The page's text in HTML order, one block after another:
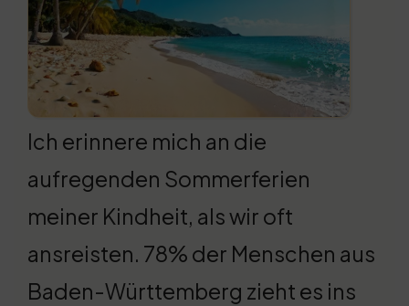
Ich erinnere mich an die
aufregenden Sommerferien
meiner Kindheit, als wir oft
ansreisten. 78% der Menschen aus
Baden-Württemberg zieht es ins